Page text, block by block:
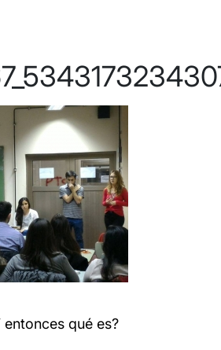
entonces qué es?